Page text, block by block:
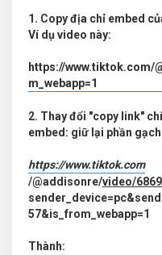
1. Copy địa chỉ embed
Ví dụ video này:
https://www.tiktok.com/
m_webapp=1
2. Thay đổi "copy link"
embed: giữ lại phần
https://www.tiktok.com
/@addisonre/video/
57&is_from_webapp=1
Thành: